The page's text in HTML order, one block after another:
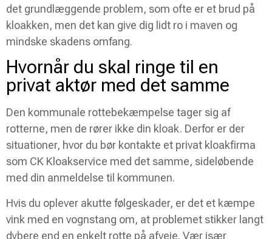
det grundlæggende problem, som ofte er et brud på
kloakken, men det kan give dig lidt ro i maven og
mindske skadens omfang.
Hvornår du skal ringe til en
privat aktør med det samme
Den kommunale rottebekæmpelse tager sig af
rotterne, men de rører ikke din kloak. Derfor er der
situationer, hvor du bør kontakte et privat kloakfirma
som CK Kloakservice med det samme, sideløbende
med din anmeldelse til kommunen.
Hvis du oplever akutte følgeskader, er det et kæmpe
vink med en vognstang om, at problemet stikker langt
dybere end en enkelt rotte på afveje. Vær især